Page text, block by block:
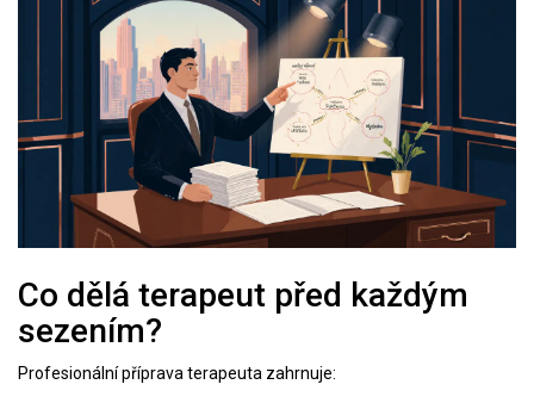
Co dělá terapeut před každým
sezením?
Profesionální příprava terapeuta zahrnuje: